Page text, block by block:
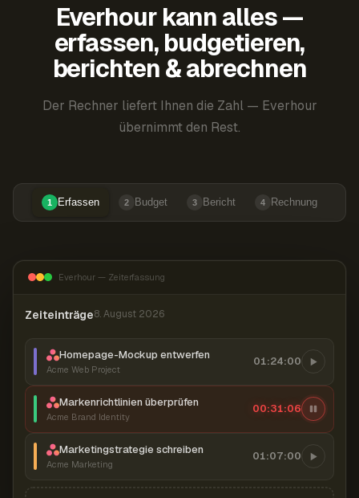
Everhour kann alles —
erfassen, budgetieren,
berichten & abrechnen
Der Rechner liefert Ihnen die Zahl — Everhour
übernimmt den Rest.
1 Erfassen 2 Budget 3 Bericht 4 Rechnung
Everhour — Zeiterfassung
Zeiteinträge8. August 2026
Homepage-Mockup entwerfen
Acme Web Project
01:24:00
Markenrichtlinien überprüfen
Acme Brand Identity
00:31:07
Marketingstrategie schreiben
Acme Marketing
01:07:00